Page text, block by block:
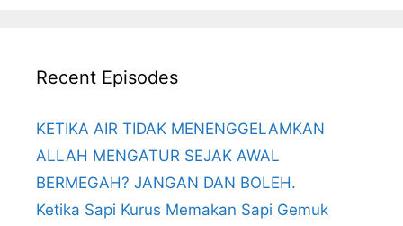
Recent Episodes
KETIKA AIR TIDAK MENENGGELAMKAN
ALLAH MENGATUR SEJAK AWAL
BERMEGAH? JANGAN DAN BOLEH.
Ketika Sapi Kurus Memakan Sapi Gemuk